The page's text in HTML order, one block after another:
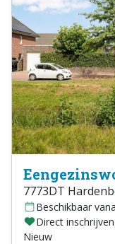
7773DT
Beschikbaar
Direct
Nieuw